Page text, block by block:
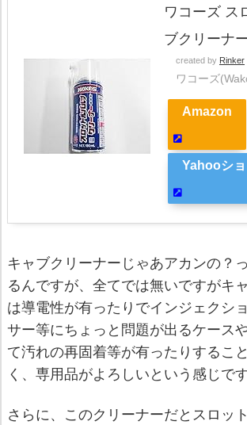
ワコーズ ス
ブクリーナ
created by Rinker
ワコーズ
Amazon
Yahooシ
キャブクリーナーじゃあアカンの？
るんですが、全てでは無いですがキ
は導電性が有ったりでインジェクシ
サー等にちょっと問題が出るケース
て汚れの再固着等が有ったりするこ
く、専用品がよろしいという感じです
さらに、このクリーナーだとスロッ